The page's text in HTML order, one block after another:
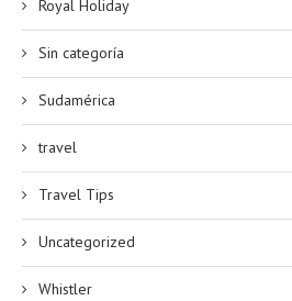
Royal Holiday
Sin categoría
Sudamérica
travel
Travel Tips
Uncategorized
Whistler